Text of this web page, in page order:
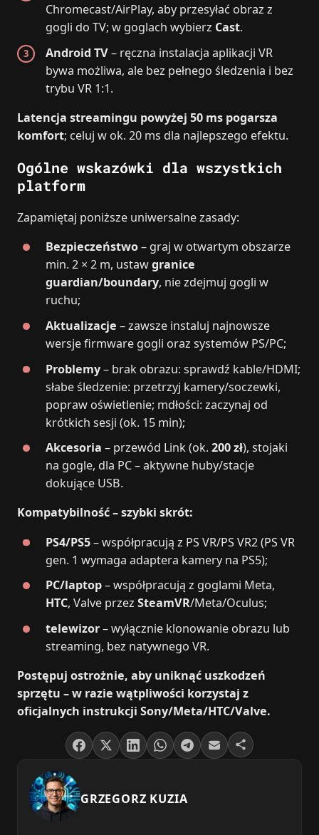
Chromecast/AirPlay, aby przesyłać obraz z
gogli do TV; w goglach wybierz Cast.
Android TV– ręczna instalacja aplikacji VR
bywa możliwa, ale bez pełnego śledzenia i bez
trybu VR 1:1.
Latencja streamingu powyżej 50 ms pogarsza
komfort; celuj w ok. 20 ms dla najlepszego efektu.
Ogólne wskazówki dla wszystkich
platform
Zapamiętaj poniższe uniwersalne zasady:
Bezpieczeństwo– graj w otwartym obszarze
min. 2 × 2 m, ustawgranice
guardian/boundary, nie zdejmuj gogli w
ruchu;
Aktualizacje – zawsze instaluj najnowsze
wersje firmware gogli oraz systemów PS/PC;
Problemy– brak obrazu: sprawdź kable/HDMI;
słabe śledzenie: przetrzyj kamery/soczewki,
popraw oświetlenie; mdłości: zaczynaj od
krótkich sesji (ok. 15 min);
Akcesoria – przewód Link (ok.200 zł), stojaki
na gogle, dla PC – aktywne huby/stacje
dokujące USB.
Kompatybilność – szybki skrót:
PS4/PS5– współpracują z PS VR/PS VR2 (PS VR
gen. 1 wymaga adaptera kamery na PS5);
PC/laptop– współpracują z goglami Meta,
HTC, Valve przezSteamVR/Meta/Oculus;
telewizor– wyłącznie klonowanie obrazu lub
streaming, bez natywnego VR.
Postępuj ostrożnie, aby uniknąć uszkodzeń
sprzętu – w razie wątpliwości korzystaj z
oficjalnych instrukcji Sony/Meta/HTC/Valve.
GRZEGORZ KUZIA